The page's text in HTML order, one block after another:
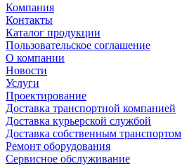
Компания
Контакты
Каталог продукции
Пользовательское соглашение
О компании
Новости
Услуги
Проектирование
Доставка транспортной компанией
Доставка курьерской службой
Доставка собственным транспортом
Ремонт оборудования
Сервисное обслуживание